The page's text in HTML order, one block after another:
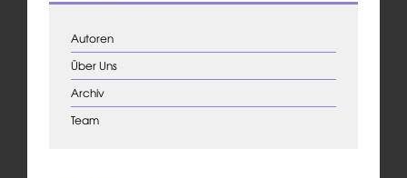
Autoren
Über Uns
Archiv
Team